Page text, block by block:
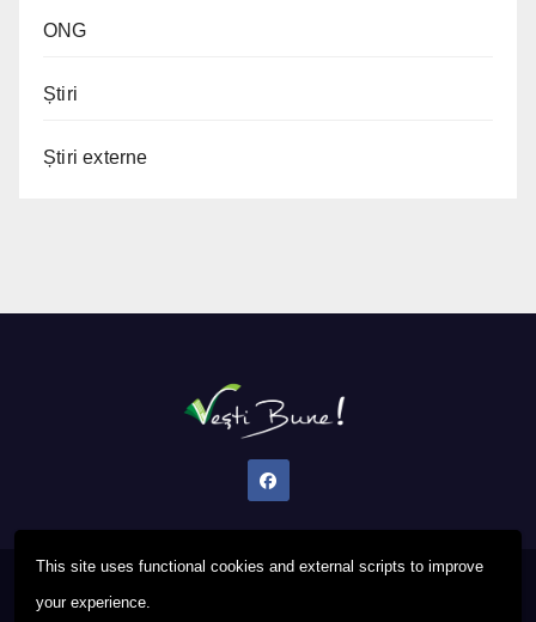
This site uses functional cookies and external scripts to improve
your experience.
ONG
Știri
Știri externe
Proudly powered by WordPress